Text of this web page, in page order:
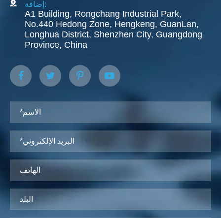
إضافة:
A1 Building, Rongchang Industrial Park,
No.440 Hedong Zone, Hengkeng, GuanLan,
Longhua District, Shenzhen City, Guangdong
Province, China